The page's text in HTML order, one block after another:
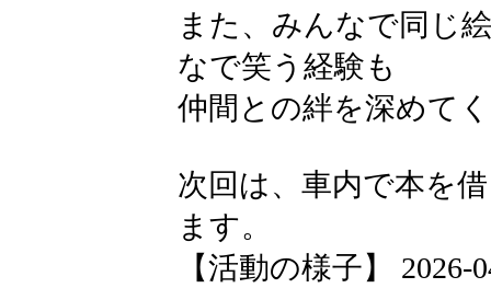
また、みんなで同じ
なで笑う経験も
仲間との絆を深めて
次回は、車内で本を
ます。
【活動の様子】 2026-